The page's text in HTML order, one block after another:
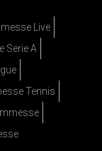
Live
Serie A
Tennis